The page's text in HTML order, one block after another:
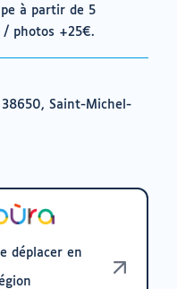
à partir de 5
/ photos +25€.
Saint-Michel-
déplacer en